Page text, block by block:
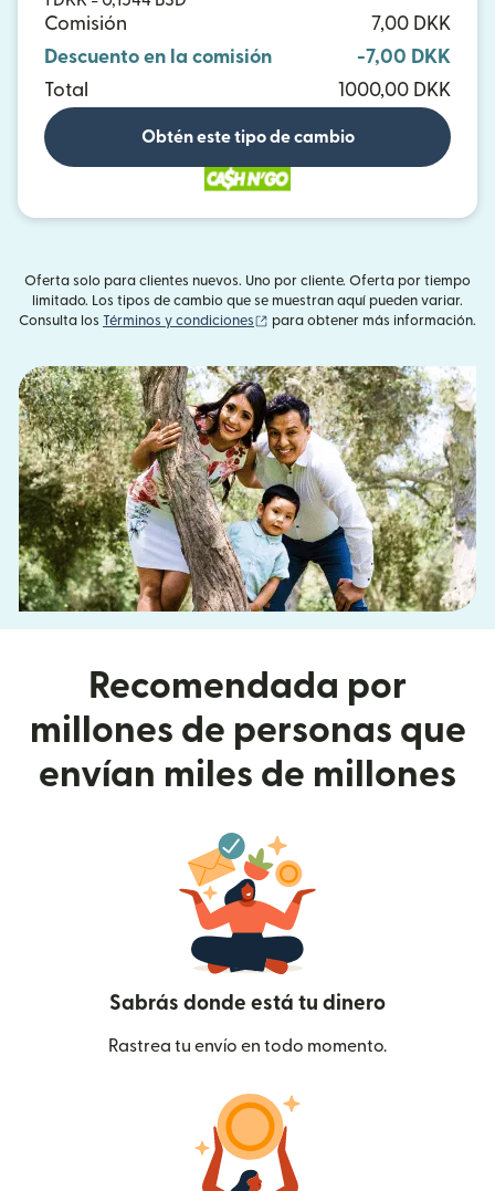
Comisión
7,00 DKK
Descuento en la comisión
-7,00 DKK
Total
1000,00 DKK
Obtén este tipo de cambio
Oferta solo para clientes nuevos. Uno por cliente. Oferta por tiempo
limitado. Los tipos de cambio que se muestran aquí pueden variar.
Consulta los Términos y condiciones (se abre en una ventana nueva)
para obtener más información.
Recomendada por
millones de personas que
envían miles de millones
Sabrás donde está tu dinero
Rastrea tu envío en todo momento.